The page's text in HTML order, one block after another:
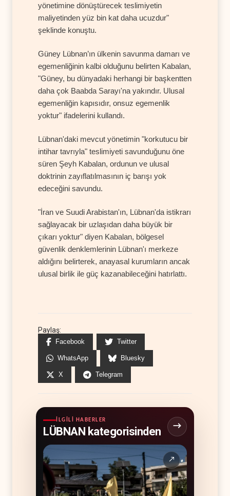
yönetimine dönüştürecek teslimiyetin
maliyetinden yüz bin kat daha ucuzdur"
şeklinde konuştu.
Güney Lübnan’ın ülkenin savunma damarı ve
egemenliğinin kalbi olduğunu belirten Kabalan,
"Güney, bu dünyadaki herhangi bir başkentten
daha çok Baabda Sarayı'na yakındır. Ulusal
egemenliğin kapısıdır, onsuz egemenlik
yoktur" ifadelerini kullandı.
Lübnan'daki mevcut yönetimin "korkutucu bir
intihar tavrıyla" teslimiyeti savunduğunu öne
süren Şeyh Kabalan, ordunun ve ulusal
doktrinin zayıflatılmasının iç barışı yok
edeceğini savundu.
"İran ve Suudi Arabistan'ın, Lübnan'da istikrarı
sağlayacak bir uzlaşıdan daha büyük bir
çıkarı yoktur" diyen Kabalan, bölgesel
güvenlik denklemlerinin Lübnan'ı merkeze
aldığını belirterek, anayasal kurumların ancak
ulusal birlik ile güç kazanabileceğini hatırlattı.
Paylaş:
Facebook Twitter
WhatsApp Bluesky
X Telegram
İLGILI HABERLER
LÜBNAN kategorisinden
↗